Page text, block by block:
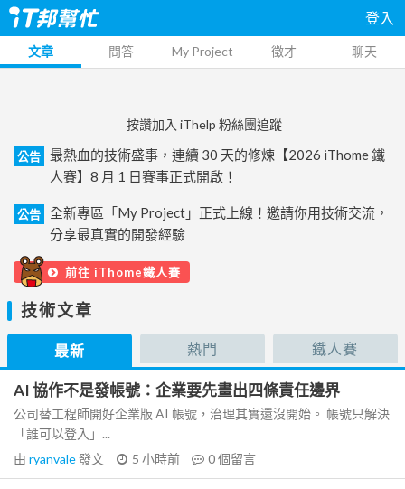
登入
文章 問答 My Project 徵才 聊天
按讚加入 iThelp 粉絲團追蹤
公告
最熱血的技術盛事，連續 30 天的修煉【2026 iThome 鐵
人賽】8 月 1 日賽事正式開啟！
公告
全新專區「My Project」正式上線！邀請你用技術交流，
分享最真實的開發經驗
前往 iThome鐵人賽
技術文章
最新 熱門 鐵人賽
AI 協作不是發帳號：企業要先畫出四條責任邊界
公司替工程師開好企業版 AI 帳號，治理其實還沒開始。 帳號只解決
「誰可以登入」...
由 ryanvale發文 5 小時前 0個留言